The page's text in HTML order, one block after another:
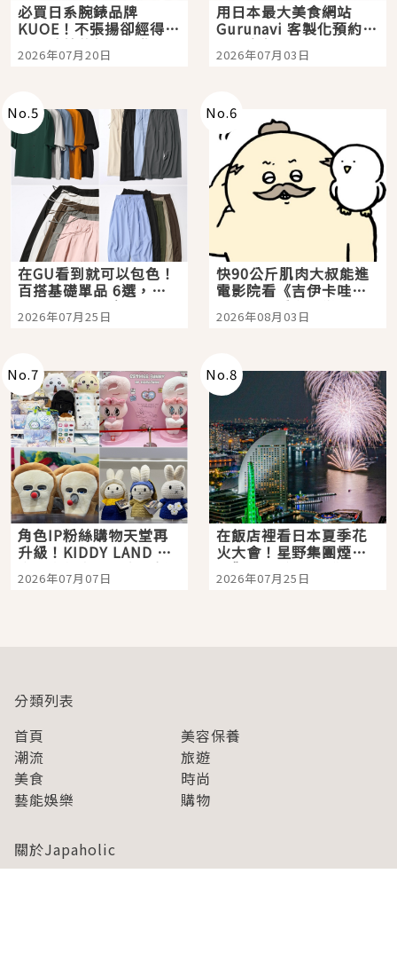
必買日系腕錶品牌
KUOE！不張揚卻經得起
時間洗鍊的經典之作五
選
2026年07月20日
用日本最大美食網站
Gurunavi 客製化預約九
大都市餐廳，打造專屬
美食體驗！
2026年07月03日
No.5
在GU看到就可以包色！
百搭基礎單品 6選，閉
眼全收也不心疼
2026年07月25日
No.6
快90公斤肌肉大叔能進
電影院看《吉伊卡哇》
嗎？日本重金屬樂團
「打首」會長與nagano
2026年08月03日
No.7
角色IP粉絲購物天堂再
升級！KIDDY LAND 原
宿店吉伊卡哇迎客，新
開幕 OMOKADO 店3分
2026年07月07日
No.8
在飯店裡看日本夏季花
火大會！星野集團煙火
景觀飯店6選，讓你不用
人擠人悠閒欣賞
2026年07月25日
分類列表
首頁
美容保養
潮流
旅遊
美食
時尚
藝能娛樂
購物
關於Japaholic